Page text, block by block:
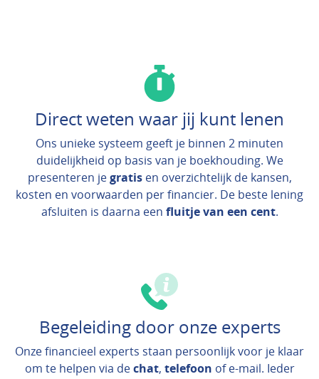
Direct weten waar jij kunt lenen
Ons unieke systeem geeft je binnen 2 minuten
duidelijkheid op basis van je boekhouding. We
presenteren jegratisen overzichtelijk de kansen,
kosten en voorwaarden per financier. De beste lening
afsluiten is daarna een fluitje van een cent.
Begeleiding door onze experts
Onze financieel experts staan persoonlijk voor je klaar
om te helpen via dechat, telefoon of e-mail. Ieder